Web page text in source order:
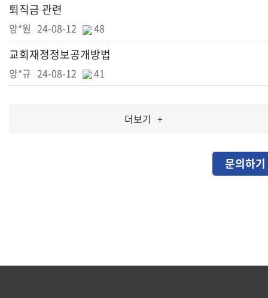
퇴직금 관련
양*원 24-08-12 48
교회재정정보공개방법
양*규 24-08-12 41
더보기 +
문의하기